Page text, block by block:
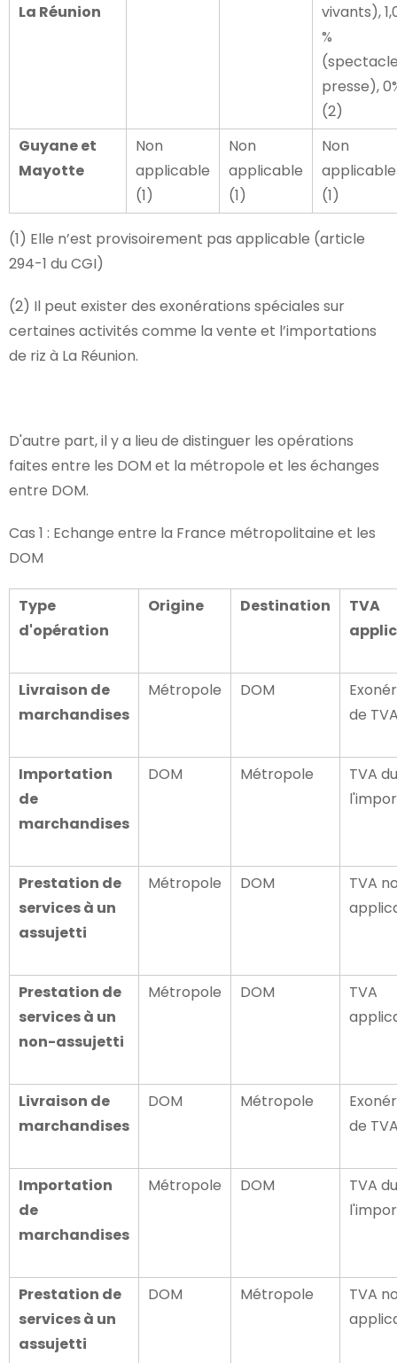
La Réunion
vivants),
%
presse),
(2)
Guyane et
Mayotte
Non
applicable
(1)
Non
applicable
(1)
Non
applicable
(1)
(1) Elle n’est provisoirement pas applicable (article
294-1 du CGI)
(2) Il peut exister des exonérations spéciales sur
certaines activités comme la vente et l’importations
de riz à La Réunion.
D'autre part, il y a lieu de distinguer les opérations
faites entre les DOM et la métropole et les échanges
entre DOM.
Cas 1 : Echange entre la France métropolitaine et les
DOM
Type
d'opération
Origine Destination
TVA
Livraison de
marchandises
Métropole DOM
de
Importation
de
marchandises
DOM Métropole
TVA
Prestation de
services à un
assujetti
Métropole DOM
TVA
Prestation de
services à un
non-assujetti
Métropole DOM
TVA
Livraison de
marchandises
DOM Métropole
de
Importation
de
marchandises
Métropole DOM
TVA
Prestation de
services à un
assujetti
DOM Métropole
TVA